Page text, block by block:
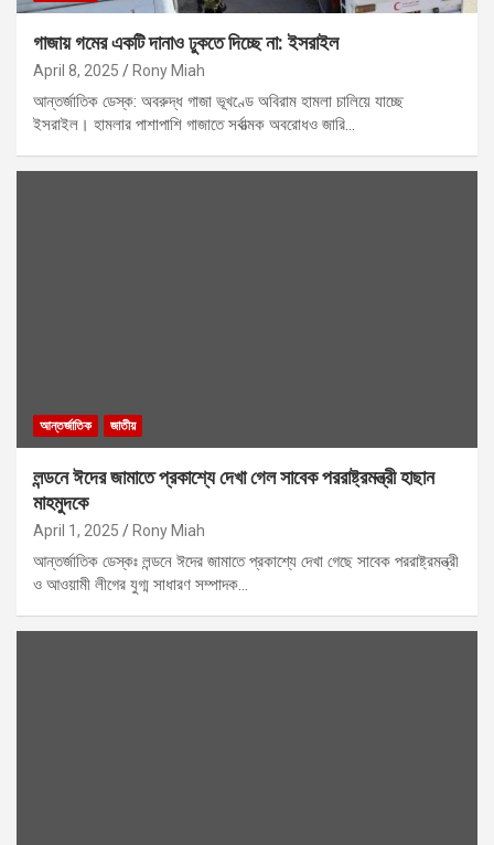
গাজায় গমের একটি দানাও ঢুকতে দিচ্ছে না: ইসরাইল
April 8, 2025 Rony Miah
আন্তর্জাতিক ডেস্ক: অবরুদ্ধ গাজা ভূখণ্ডে অবিরাম হামলা চালিয়ে যাচ্ছে
ইসরাইল। হামলার পাশাপাশি গাজাতে সর্বাত্মক অবরোধও জারি…
আন্তর্জাতিক জাতীয়
লন্ডনে ঈদের জামাতে প্রকাশ্যে দেখা গেল সাবেক পররাষ্ট্রমন্ত্রী হাছান
মাহমুদকে
April 1, 2025 Rony Miah
আন্তর্জাতিক ডেস্কঃ লন্ডনে ঈদের জামাতে প্রকাশ্যে দেখা গেছে সাবেক পররাষ্ট্রমন্ত্রী
ও আওয়ামী লীগের যুগ্ম সাধারণ সম্পাদক…